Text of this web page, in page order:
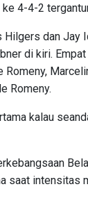
4-4-2
dan Jay
di kiri.
Romeny.
kalau
saat intensitas